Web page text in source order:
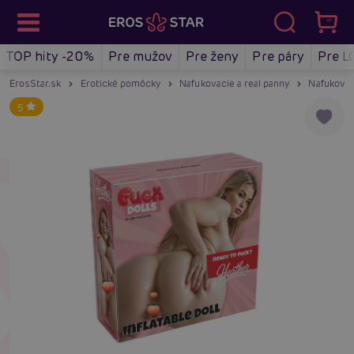
TOP hity -20% Pre mužov Pre ženy Pre páry Pre
ErosStar.sk Erotické pomôcky Nafukovacie a real panny
5